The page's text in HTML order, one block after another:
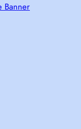
Banner